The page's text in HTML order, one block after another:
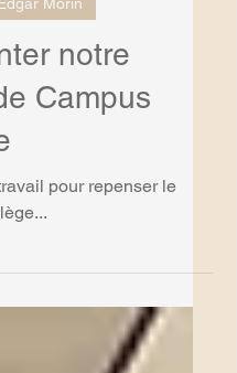
Morin
notre
Campus